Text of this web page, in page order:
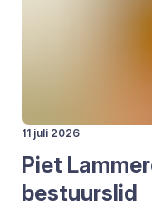
11 juli 2026
Piet
bestuurs­lid